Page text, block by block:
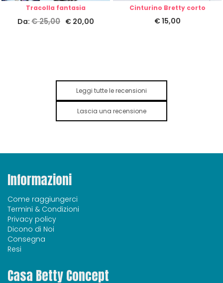
Tracolla fantasia
Da: €25,00 € 20,00
Cinturino Bretty corto
€15,00
Leggi tutte le recensioni
Lascia una recensione
Informazioni
Come raggiungerci
Termini & Condizioni
Privacy policy
Dicono di Noi
Consegna
Resi
Casa Betty Concept